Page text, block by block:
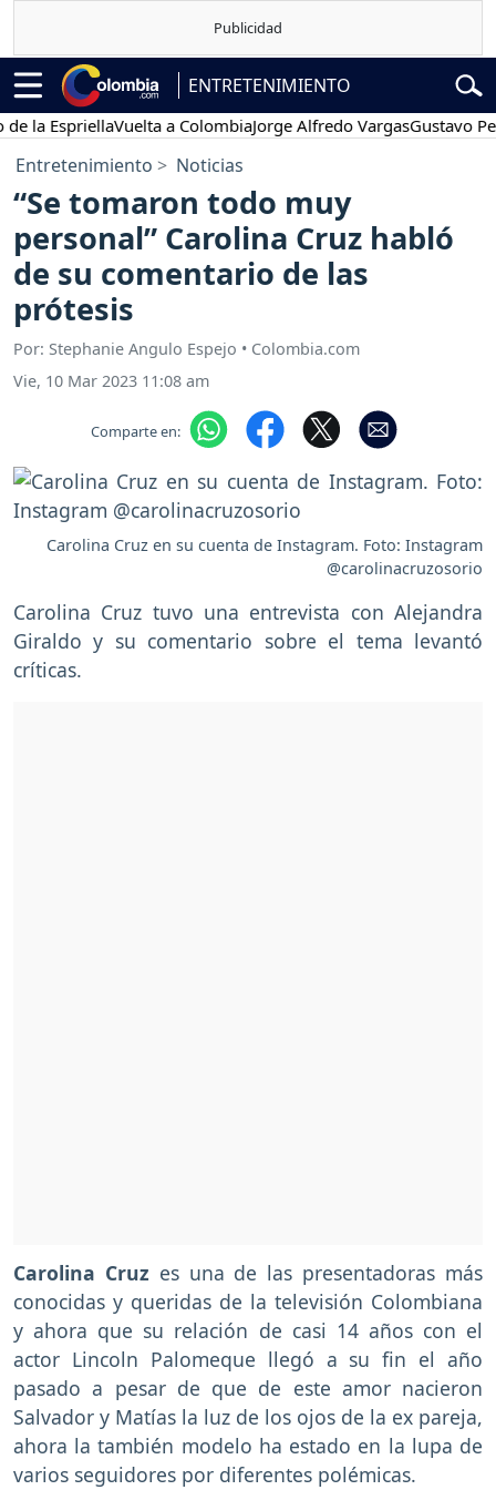
ENTRETENIMIENTO
Vuelta a ColombiaJorge Alfredo VargasGustavo Petro
Entretenimiento Noticias
“Se tomaron todo muy
personal” Carolina Cruz habló
de su comentario de las
prótesis
Por: Stephanie Angulo Espejo • Colombia.com
Vie, 10 Mar 2023 11:08 am
Comparte en:
Carolina Cruz en su cuenta de Instagram. Foto: Instagram
@carolinacruzosorio
Carolina Cruz tuvo una entrevista con Alejandra
Giraldo y su comentario sobre el tema levantó
críticas.
Carolina Cruz es una de las presentadoras más
conocidas y queridas de la televisión Colombiana
y ahora que su relación de casi 14 años con el
actor Lincoln Palomeque llegó a su fin el año
pasado a pesar de que de este amor nacieron
Salvador y Matías la luz de los ojos de la ex pareja,
ahora la también modelo ha estado en la lupa de
varios seguidores por diferentes polémicas.